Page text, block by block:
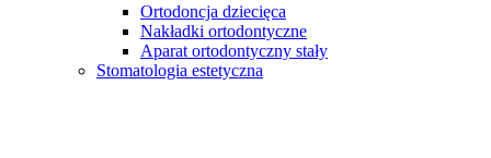
Ortodoncja dziecięca
Nakładki ortodontyczne
Aparat ortodontyczny stały
Stomatologia estetyczna